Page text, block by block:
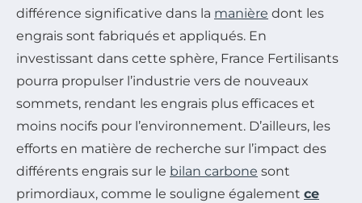
différence significative dans la manière dont les
engrais sont fabriqués et appliqués. En
investissant dans cette sphère, France Fertilisants
pourra propulser l’industrie vers de nouveaux
sommets, rendant les engrais plus efficaces et
moins nocifs pour l’environnement. D’ailleurs, les
efforts en matière de recherche sur l’impact des
différents engrais sur le bilan carbone sont
primordiaux, comme le souligne également ce